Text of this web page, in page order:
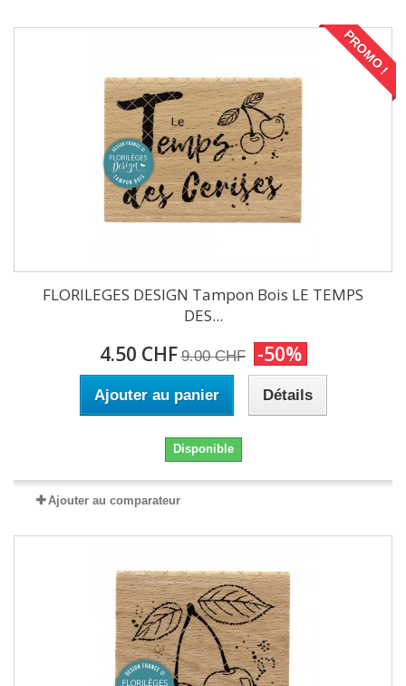
PROMO !
FLORILEGES DESIGN Tampon Bois LE TEMPS
DES...
4.50 CHF 9.00 CHF -50%
Ajouter au panier Détails
Disponible
Ajouter au comparateur